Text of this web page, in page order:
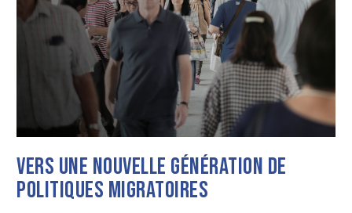
Vers une nouvelle génération de
politiques migratoires